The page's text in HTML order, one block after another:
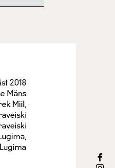
2018
Mäns
Miil,